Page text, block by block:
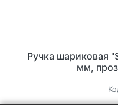
Ручка шариковая
мм,